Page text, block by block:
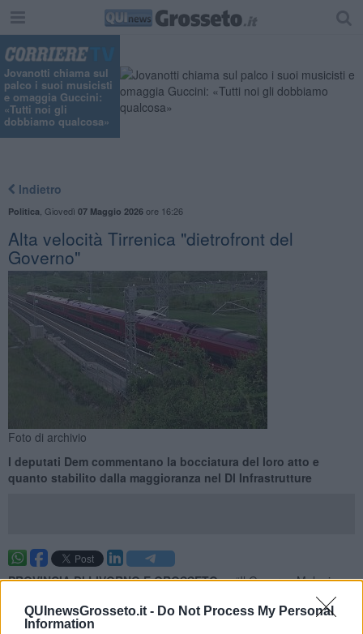
QUInewsGrosseto.it - Do Not Process My Personal
Information
Jovanotti chiama sul
palco i suoi musicisti
e omaggia Guccini:
«Tutti noi gli
dobbiamo qualcosa»
Indietro
Politica Giovedì 07 Maggio 2026ore 16:26
Alta velocità Tirrenica "dietrofront del
Governo"
Foto di archivio
I deputati Dem commentano la bocciatura del loro atto e
quanto stabilito dalla maggioranza nel Dl Infrastrutture
PROVINCIA DI LIVORNO E GROSSETO —“Il Governo Meloni
sulla progettazione dell’Alta
Velocità e Alta Capacità ferroviaria lungo la dorsale tirrenica,
sconfessando clamorosamente quanto il Parlamento aveva